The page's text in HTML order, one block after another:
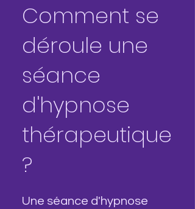
Comment se
déroule une
séance
d'hypnose
thérapeutique
?
Une séance d'hypnose